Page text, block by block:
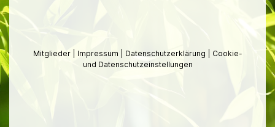
Mitglieder Impressum Datenschutzerklärung
Cookie-
und Datenschutzeinstellungen